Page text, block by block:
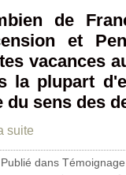
de
et
vacances
la plupart
du sens des
suite
dans